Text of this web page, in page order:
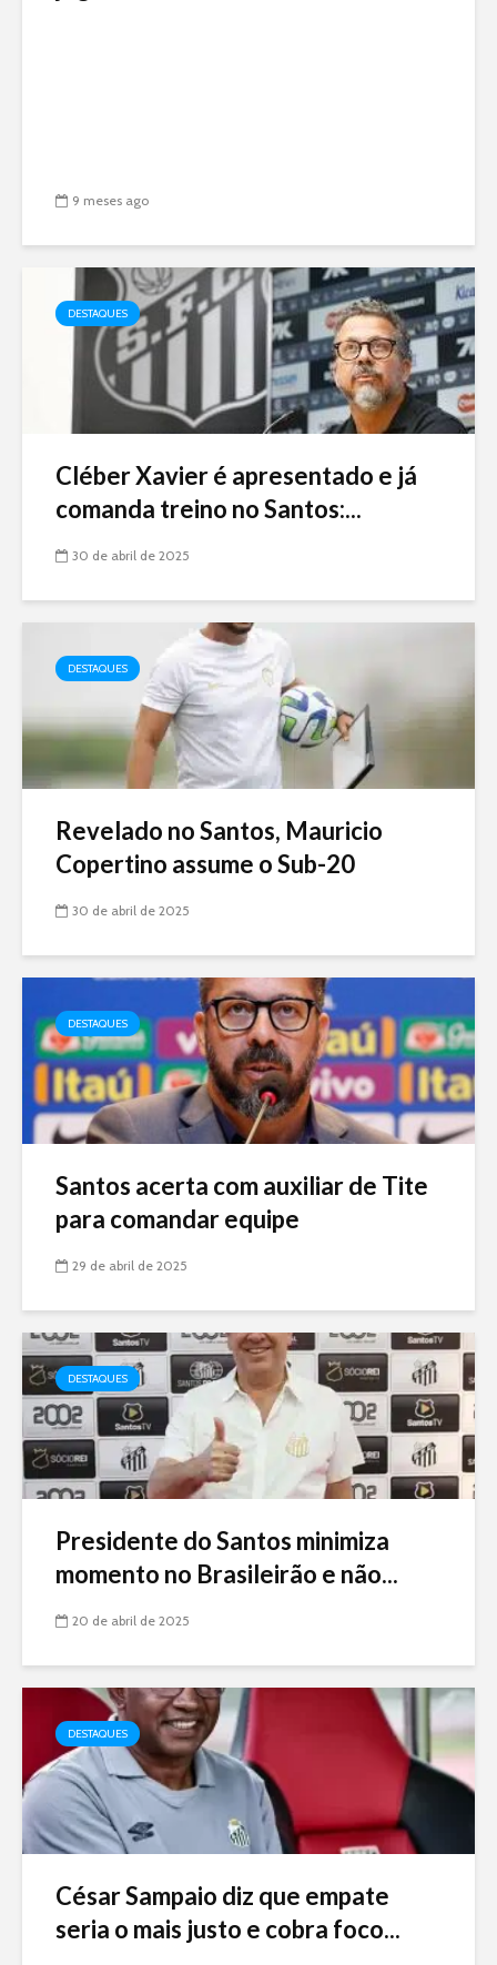
9 meses ago
DESTAQUES
Cléber Xavier é apresentado e já
comanda treino no Santos:...
30 de abril de 2025
DESTAQUES
Revelado no Santos, Mauricio
Copertino assume o Sub-20
30 de abril de 2025
DESTAQUES
Santos acerta com auxiliar de Tite
para comandar equipe
29 de abril de 2025
DESTAQUES
Presidente do Santos minimiza
momento no Brasileirão e não...
20 de abril de 2025
DESTAQUES
César Sampaio diz que empate
seria o mais justo e cobra foco...